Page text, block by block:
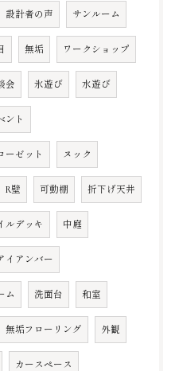
設計者の声 サンルーム
無垢 ワークショップ
会 氷遊び 水遊び
ント
ーゼット ヌック
R壁 可動棚 折下げ天井
ルデッキ 中庭
イアンバー
ム 洗面台 和室
無垢フローリング 外観
カースペース